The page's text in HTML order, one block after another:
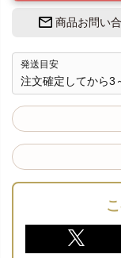
商品お問い
発送目安
注文確定してから3